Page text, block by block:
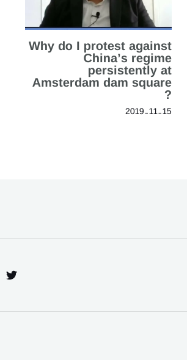
Why do I protest against
China’s regime
persistently at
Amsterdam dam square
?
2019-11-15